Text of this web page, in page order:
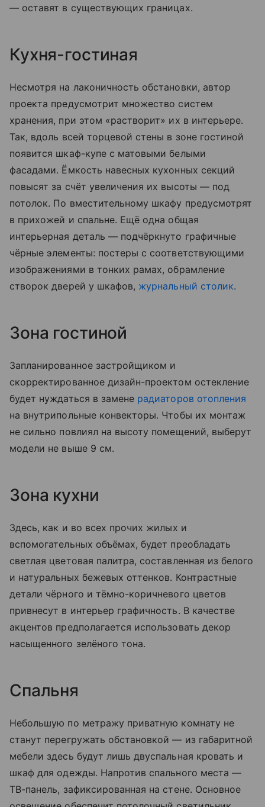
— оставят в существующих границах.
Кухня-гостиная
Несмотря на лаконичность обстановки, автор
проекта предусмотрит множество систем
хранения, при этом «растворит» их в интерьере.
Так, вдоль всей торцевой стены в зоне гостиной
появится шкаф-купе с матовыми белыми
фасадами. Ёмкость навесных кухонных секций
повысят за счёт увеличения их высоты — под
потолок. По вместительному шкафу предусмотрят
в прихожей и спальне. Ещё одна общая
интерьерная деталь — подчёркнуто графичные
чёрные элементы: постеры с соответствующими
изображениями в тонких рамах, обрамление
створок дверей у шкафов, журнальный столик.
Зона гостиной
Запланированное застройщиком и
скорректированное дизайн-проектом остекление
будет нуждаться в замене радиаторов отопления
на внутрипольные конвекторы. Чтобы их монтаж
не сильно повлиял на высоту помещений, выберут
модели не выше 9 см.
Зона кухни
Здесь, как и во всех прочих жилых и
вспомогательных объёмах, будет преобладать
светлая цветовая палитра, составленная из белого
и натуральных бежевых оттенков. Контрастные
детали чёрного и тёмно-коричневого цветов
привнесут в интерьер графичность. В качестве
акцентов предполагается использовать декор
насыщенного зелёного тона.
Спальня
Небольшую по метражу приватную комнату не
станут перегружать обстановкой — из габаритной
мебели здесь будут лишь двуспальная кровать и
шкаф для одежды. Напротив спального места —
ТВ-панель, зафиксированная на стене. Основное